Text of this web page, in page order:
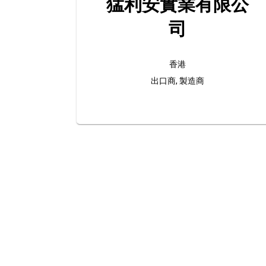
猛利安實業有限公
司
香港
出口商, 製造商